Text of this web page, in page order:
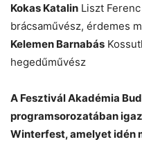
Kokas Katalin Liszt
brácsaművész, érdemes
Kelemen Barnabás
hegedűművész
A Fesztivál Akadémia
programsorozatában
Winterfest, amelyet idén